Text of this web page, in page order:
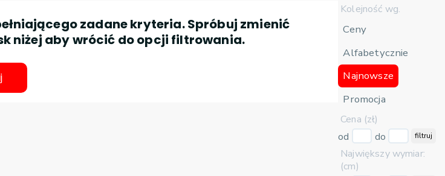
Kolejność wg.
Ceny
Alfabetycznie
Najnowsze
Promocja
Cena (zł)
od
do filtruj
Największy wymiar:
(cm)
zadane kryteria. Spróbuj zmienić
niżej aby wrócić do opcji filtrowania.